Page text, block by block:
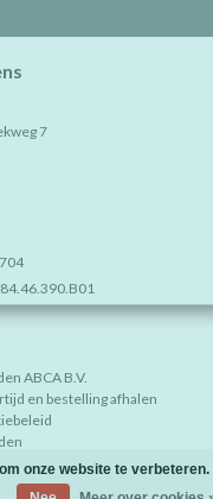
7
ABCA B.V.
en bestelling afhalen
showroom óf
onze website te